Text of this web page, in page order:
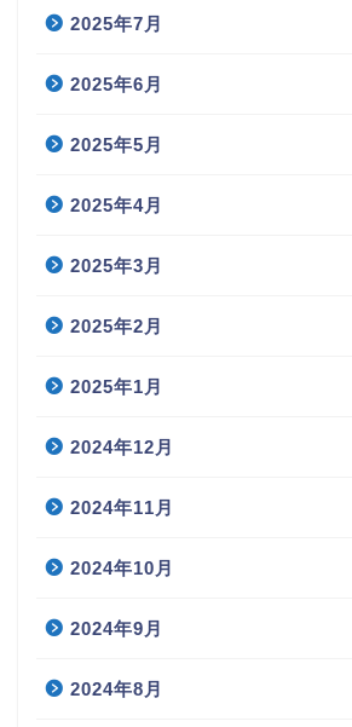
2025年7月
2025年6月
2025年5月
2025年4月
2025年3月
2025年2月
2025年1月
2024年12月
2024年11月
2024年10月
2024年9月
2024年8月